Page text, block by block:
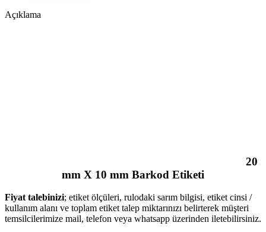
Açıklama
20
mm X 10 mm Barkod Etiketi
Fiyat talebinizi; etiket ölçüleri, rulodaki sarım bilgisi, etiket cinsi /
kullanım alanı ve toplam etiket talep miktarınızı belirterek müşteri
temsilcilerimize mail, telefon veya whatsapp üzerinden iletebilirsiniz.